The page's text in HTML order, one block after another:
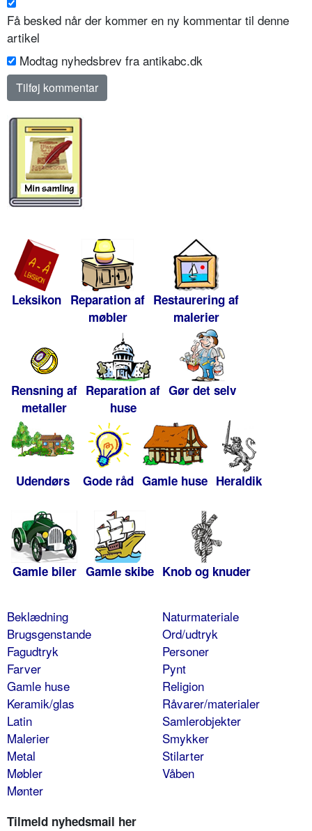
Få besked når der kommer en ny kommentar til denne
artikel
Modtag nyhedsbrev fra antikabc.dk
Leksikon Reparation af
møbler
Restaurering af
malerier
Rensning af
metaller
Reparation af
huse
Gør det selv
Udendørs Gode råd Gamle huse Heraldik
Gamle biler Gamle skibe Knob og knuder
Beklædning
Brugsgenstande
Fagudtryk
Farver
Gamle huse
Keramik/glas
Latin
Malerier
Metal
Møbler
Mønter
Naturmateriale
Ord/udtryk
Personer
Pynt
Religion
Råvarer/materialer
Samlerobjekter
Smykker
Stilarter
Våben
Tilmeld nyhedsmail her